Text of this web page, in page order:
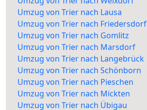
Umzug von Trier nach Lausa
Umzug von Trier nach Friedersdorf
Umzug von Trier nach Gomlitz
Umzug von Trier nach Marsdorf
Umzug von Trier nach Langebrück
Umzug von Trier nach Schönborn
Umzug von Trier nach Pieschen
Umzug von Trier nach Mickten
Umzug von Trier nach Übigau